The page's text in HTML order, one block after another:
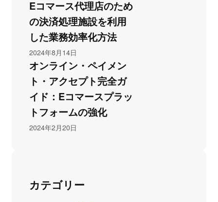
Eコマース代理店のため
の決済処理施設を利用
した業務効率化方法
2024年8月14日
オンライン・ペイメン
ト・アクセプト完全ガ
イド：Eコマースプラッ
トフォームの強化
2024年2月20日
カテゴリー